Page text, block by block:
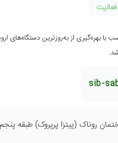
فضایی آرام و مناسب با بهره‌گیری از به‌روزترین
sib-
روناک (پیتزا پرپروک) طبقه پنجم